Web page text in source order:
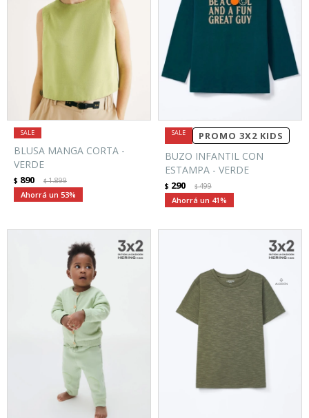
BLUSA MANGA CORTA -
VERDE
$ 890 $1.899
53
PROMO 3X2 KIDS
BUZO INFANTIL CON
ESTAMPA - VERDE
$ 290 $499
41